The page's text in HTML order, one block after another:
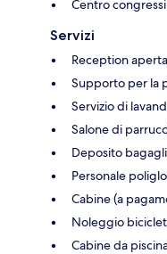
Centro
Servizi
Reception
Supporto per la
Servizio di
Salone di
Deposito bagagli
Personale
Cabine (a
Noleggio
Cabine da